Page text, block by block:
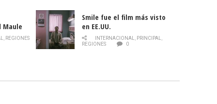
Maule
de la
, REGIONES
Smile fue el film más visto
en EE.UU.
INTERNACIONAL, PRINCIPAL,
REGIONES
0